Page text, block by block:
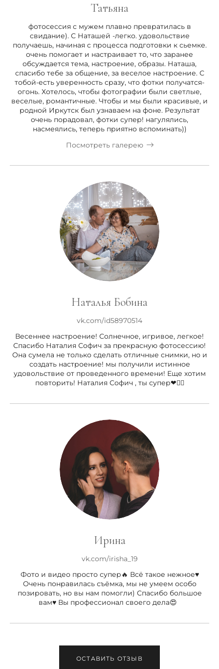
Татьяна
фотосессия с мужем плавно превратилась в
свидание). С Наташей -легко. удовольствие
получаешь, начиная с процесса подготовки к сьемке.
очень помогает и настраивает то, что заранее
обсуждается тема, настроение, образы. Наташа,
спасибо тебе за общение, за веселое настроение. С
тобой-есть уверенность сразу, что фотки получатся-
огонь. Хотелось, чтобы фотографии были светлые,
веселые, романтичные. Чтобы и мы были красивые, и
родной Иркутск был узнаваем на фоне. Результат
очень порадовал, фотки супер! нагулялись,
насмеялись, теперь приятно вспоминать))
Посмотреть галерею
Наталья Бобина
vk.com/id58970514
Весеннее настроение! Солнечное, игривое, легкое!
Спасибо Наталия Софич за прекрасную фотосессию!
Она сумела не только сделать отличные снимки, но и
создать настроение! мы получили истинное
удовольствие от проведенного времени! Еще хотим
повторить! Наталия Софич , ты супер❤👍🏻
Ирина
vk.com/irisha_19
Фото и видео просто супер🔥 Всё такое нежное♥️
Очень понравилась съёмка, мы не умеем особо
позировать, но вы нам помогли) Спасибо большое
вам♥️ Вы профессионал своего дела😍
ОСТАВИТЬ ОТЗЫВ